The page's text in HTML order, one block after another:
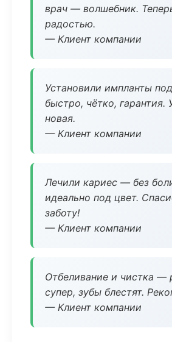
врач — волшебник.
радостью.
— Клиент компании
Установили импланты
быстро, чётко, гарантия.
новая.
— Клиент компании
Лечили кариес — без
идеально под цвет.
заботу!
— Клиент компании
Отбеливание и чистка —
супер, зубы блестят.
— Клиент компании